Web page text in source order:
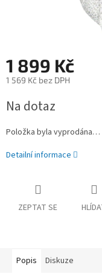
1 899 Kč
1 569 Kč bez DPH
cena:
Na dotaz
Položka byla vyprodána…
Detailní informace
ZEPTAT SE
Popis Diskuze